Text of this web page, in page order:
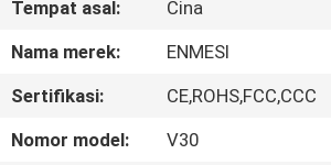
PABRIK
Tempat asal:
Cina
Nama merek:
ENMESI
Sertifikasi:
CE,ROHS,FCC,CCC
Nomor model:
V30